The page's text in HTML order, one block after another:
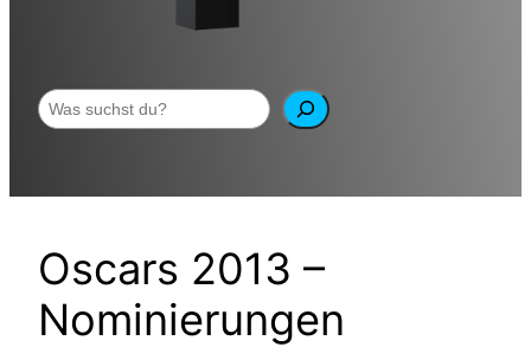
Suchen
Oscars 2013 –
Nominierungen